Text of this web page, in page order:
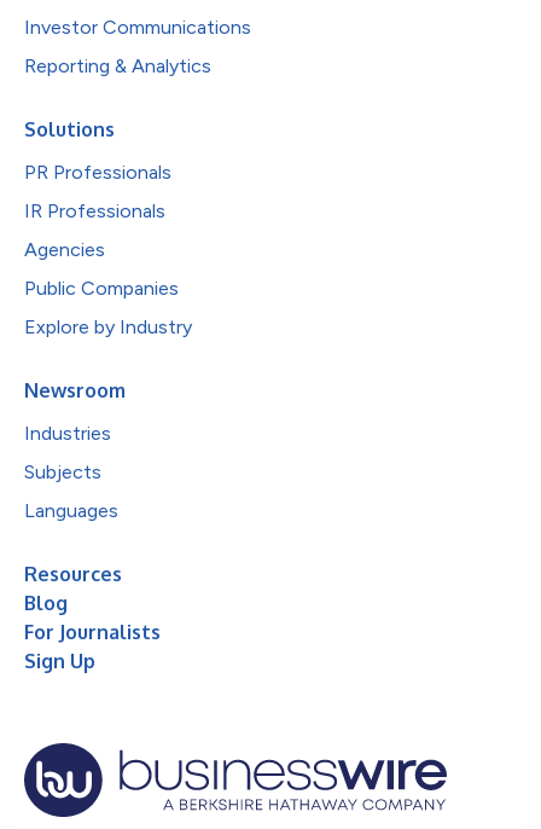
Investor Communications
Reporting & Analytics
Solutions
PR Professionals
IR Professionals
Agencies
Public Companies
Explore by Industry
Newsroom
Industries
Subjects
Languages
Resources
Blog
For Journalists
Sign Up